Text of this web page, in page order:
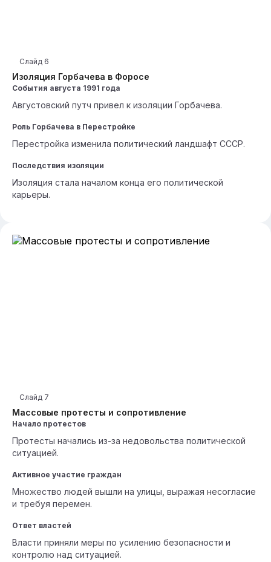
Изоляция Горбачева в Форосе
Слайд 6
События августа 1991 года
Августовский путч привел к изоляции Горбачева.
Роль Горбачева в Перестройке
Перестройка изменила политический ландшафт СССР.
Последствия изоляции
Изоляция стала началом конца его политической
карьеры.
Массовые протесты и сопротивление
Слайд 7
Начало протестов
Протесты начались из-за недовольства политической
ситуацией.
Активное участие граждан
Множество людей вышли на улицы, выражая несогласие
и требуя перемен.
Ответ властей
Власти приняли меры по усилению безопасности и
контролю над ситуацией.